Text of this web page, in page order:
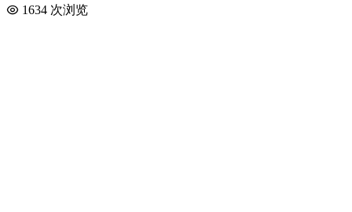
1634 次浏览